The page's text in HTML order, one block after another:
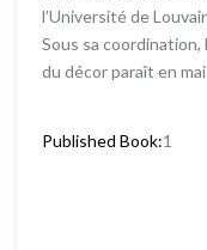
l’Université de
Sous sa coordination,
du décor paraît en
Published Book:1